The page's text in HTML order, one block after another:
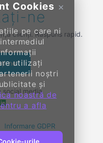
×
Cookies
pe care ni
utilizați
noștri
și
noastră de
a afla
urile
ne
clienți. Răspuns rapid.
ne
social media
Informare GDPR